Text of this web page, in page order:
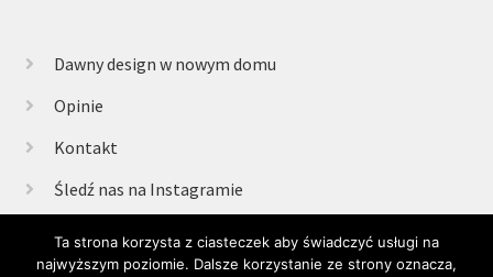
Dawny design w nowym domu
Opinie
Kontakt
Śledź nas na Instagramie
Ta strona korzysta z ciasteczek aby świadczyć usługi na
najwyższym poziomie. Dalsze korzystanie ze strony oznacza,